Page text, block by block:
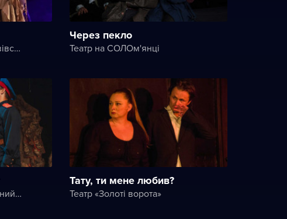
Дрогобицький театр (Львівський академічний обласний музично-драматичний театр імені Юрія Дрогобича)
Через пекло
Театр на СОЛОм'янці
Житомирський академічний український музично-драматичний театр ім. І. Кочерги
Тату, ти мене любив?
Театр «Золоті ворота»